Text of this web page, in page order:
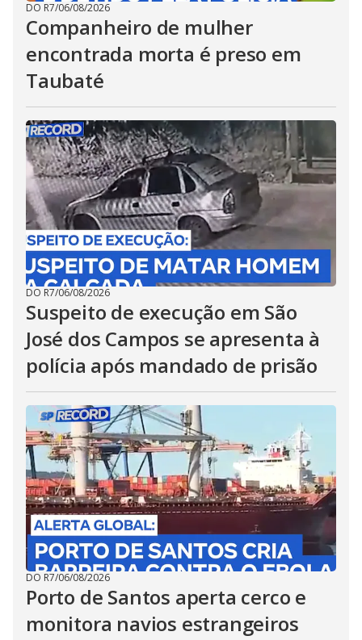
DO R7/06/08/2026
Companheiro de mulher
encontrada morta é preso em
Taubaté
DO R7/06/08/2026
Suspeito de execução em São
José dos Campos se apresenta à
polícia após mandado de prisão
DO R7/06/08/2026
Porto de Santos aperta cerco e
monitora navios estrangeiros